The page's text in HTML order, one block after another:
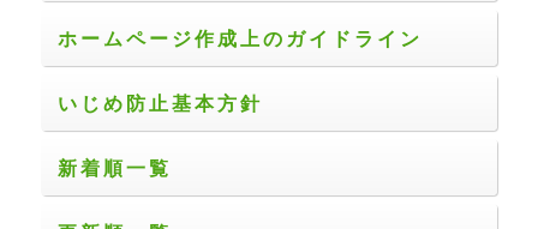
ホームページ作成上のガイドライン
いじめ防止基本方針
新着順一覧